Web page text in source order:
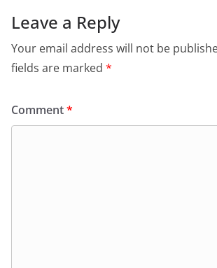
Leave a Reply
Your email address will not be
fields are marked *
Comment*